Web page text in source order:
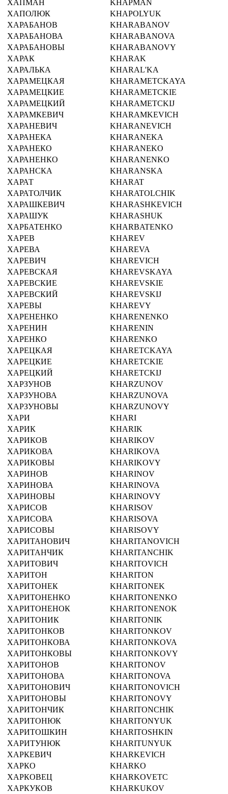
ХАПМАН
KHAPMAN
ХАПОЛЮК
KHAPOLYUK
ХАРАБАНОВ
KHARABANOV
ХАРАБАНОВА
KHARABANOVA
ХАРАБАНОВЫ
KHARABANOVY
ХАРАК
KHARAK
ХАРАЛЬКА
KHARAL'KA
ХАРАМЕЦКАЯ
KHARAMETCKAYA
ХАРАМЕЦКИЕ
KHARAMETCKIE
ХАРАМЕЦКИЙ
KHARAMETCKIJ
ХАРАМКЕВИЧ
KHARAMKEVICH
ХАРАНЕВИЧ
KHARANEVICH
ХАРАНЕКА
KHARANEKA
ХАРАНЕКО
KHARANEKO
ХАРАНЕНКО
KHARANENKO
ХАРАНСКА
KHARANSKA
ХАРАТ
KHARAT
ХАРАТОЛЧИК
KHARATOLCHIK
ХАРАШКЕВИЧ
KHARASHKEVICH
ХАРАШУК
KHARASHUK
ХАРБАТЕНКО
KHARBATENKO
ХАРЕВ
KHAREV
ХАРЕВА
KHAREVA
ХАРЕВИЧ
KHAREVICH
ХАРЕВСКАЯ
KHAREVSKAYA
ХАРЕВСКИЕ
KHAREVSKIE
ХАРЕВСКИЙ
KHAREVSKIJ
ХАРЕВЫ
KHAREVY
ХАРЕНЕНКО
KHARENENKO
ХАРЕНИН
KHARENIN
ХАРЕНКО
KHARENKO
ХАРЕЦКАЯ
KHARETCKAYA
ХАРЕЦКИЕ
KHARETCKIE
ХАРЕЦКИЙ
KHARETCKIJ
ХАРЗУНОВ
KHARZUNOV
ХАРЗУНОВА
KHARZUNOVA
ХАРЗУНОВЫ
KHARZUNOVY
ХАРИ
KHARI
ХАРИК
KHARIK
ХАРИКОВ
KHARIKOV
ХАРИКОВА
KHARIKOVA
ХАРИКОВЫ
KHARIKOVY
ХАРИНОВ
KHARINOV
ХАРИНОВА
KHARINOVA
ХАРИНОВЫ
KHARINOVY
ХАРИСОВ
KHARISOV
ХАРИСОВА
KHARISOVA
ХАРИСОВЫ
KHARISOVY
ХАРИТАНОВИЧ
KHARITANOVICH
ХАРИТАНЧИК
KHARITANCHIK
ХАРИТОВИЧ
KHARITOVICH
ХАРИТОН
KHARITON
ХАРИТОНЕК
KHARITONEK
ХАРИТОНЕНКО
KHARITONENKO
ХАРИТОНЕНОК
KHARITONENOK
ХАРИТОНИК
KHARITONIK
ХАРИТОНКОВ
KHARITONKOV
ХАРИТОНКОВА
KHARITONKOVA
ХАРИТОНКОВЫ
KHARITONKOVY
ХАРИТОНОВ
KHARITONOV
ХАРИТОНОВА
KHARITONOVA
ХАРИТОНОВИЧ
KHARITONOVICH
ХАРИТОНОВЫ
KHARITONOVY
ХАРИТОНЧИК
KHARITONCHIK
ХАРИТОНЮК
KHARITONYUK
ХАРИТОШКИН
KHARITOSHKIN
ХАРИТУНЮК
KHARITUNYUK
ХАРКЕВИЧ
KHARKEVICH
ХАРКО
KHARKO
ХАРКОВЕЦ
KHARKOVETC
ХАРКУКОВ
KHARKUKOV